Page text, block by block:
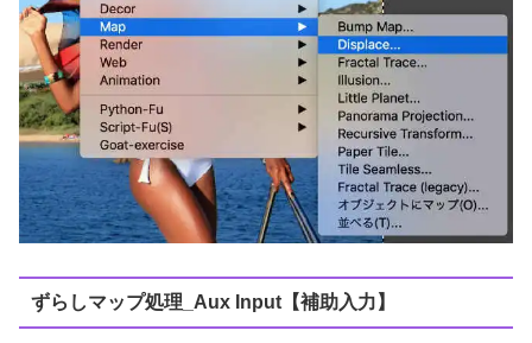
ずらしマップ処理_Aux Input【補助入力】